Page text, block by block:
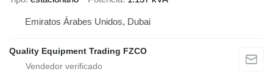
Emiratos Árabes Unidos, Dubai
Quality Equipment Trading FZCO